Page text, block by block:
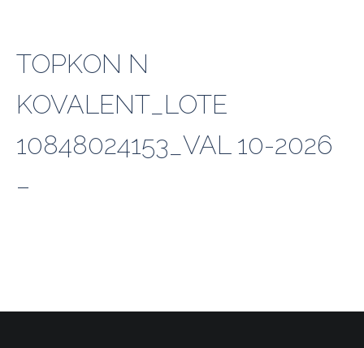
TOPKON N
KOVALENT_LOTE
10848024153_VAL 10-2026
–